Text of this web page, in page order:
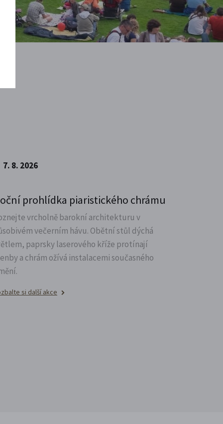
7. 8. 2026
prohlídka piaristického chrámu
vrcholně barokní architekturu v
večerním hávu. Obětní stůl dýchá
paprsky laserového kříže protínají
a chrám ožívá instalacemi současného
si další akce